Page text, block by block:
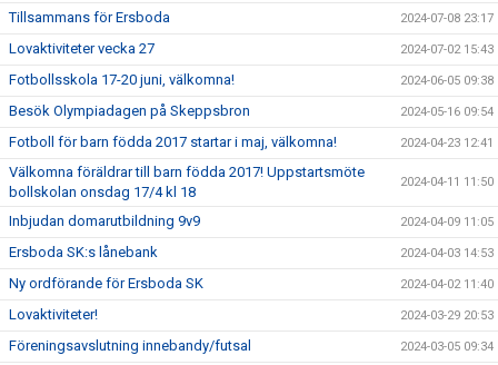
Tillsammans för Ersboda 2024-07-08 23:17
Lovaktiviteter vecka 27 2024-07-02 15:43
Fotbollsskola 17-20 juni, välkomna! 2024-06-05 09:38
Besök Olympiadagen på Skeppsbron 2024-05-16 09:54
Fotboll för barn födda 2017 startar i maj, välkomna! 2024-04-23 12:41
Välkomna föräldrar till barn födda 2017! Uppstartsmöte
bollskolan onsdag 17/4 kl 18
2024-04-11 11:50
Inbjudan domarutbildning 9v9 2024-04-09 11:05
Ersboda SK:s lånebank 2024-04-03 14:53
Ny ordförande för Ersboda SK 2024-04-02 11:40
Lovaktiviteter! 2024-03-29 20:53
Föreningsavslutning innebandy/futsal 2024-03-05 09:34